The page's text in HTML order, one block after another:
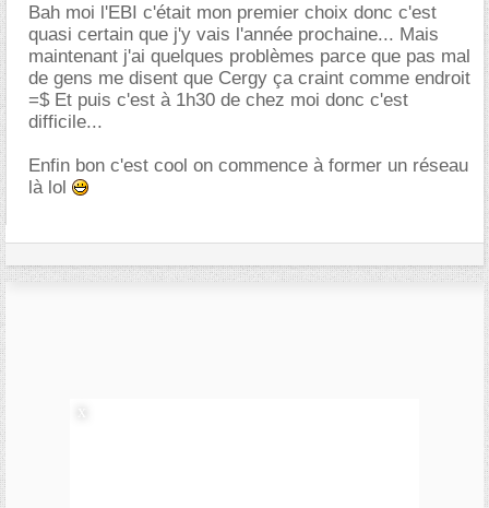
Bah moi l'EBI c'était mon premier choix donc c'est
quasi certain que j'y vais l'année prochaine... Mais
maintenant j'ai quelques problèmes parce que pas mal
de gens me disent que Cergy ça craint comme endroit
=$ Et puis c'est à 1h30 de chez moi donc c'est
difficile...
Enfin bon c'est cool on commence à former un réseau
là lol